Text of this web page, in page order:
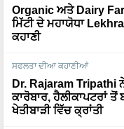
Organic ਅਤੇ Dairy
ਮਿੱਟੀ ਦੇ ਮਹਾਯੋਧਾ
ਕਹਾਣੀ
ਸਫਲਤਾ ਦੀਆ ਕਹਾਣੀਆਂ
Dr. Rajaram Tripathi
ਕਾਰੋਬਾਰ, ਹੈਲੀਕਾਪਟਰਾਂ
ਖੇਤੀਬਾੜੀ ਵਿੱਚ ਕ੍ਰਾਂਤੀ